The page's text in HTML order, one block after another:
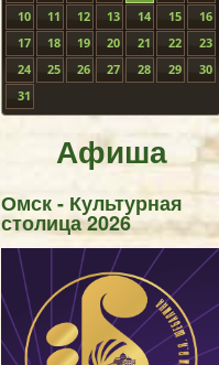
10
11 12 13 14 15
16
17
18 19 20 21 22
23
24
25 26 27 28 29
30
31
Афиша
Омск - Культурная
столица 2026